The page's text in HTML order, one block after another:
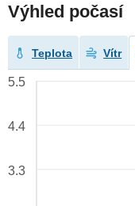
Výhled počasí
Teplota Vítr
5.5
4.4
3.3